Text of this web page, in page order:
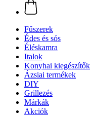
Fűszerek
Édes és sós
Éléskamra
Italok
Konyhai kiegészítők
Ázsiai termékek
DIY
Grillezés
Márkák
Akciók